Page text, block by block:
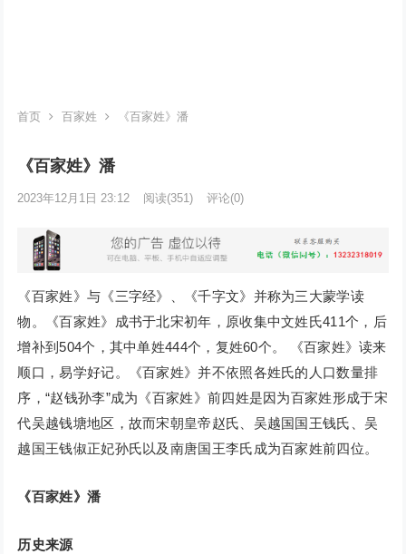
首页 百家姓 《百家姓》潘
《百家姓》潘
2023年12月1日 23:12 阅读(351) 评论(0)
《百家姓》与《三字经》、《千字文》并称为三大蒙学读
物。《百家姓》成书于北宋初年，原收集中文姓氏411个，后
增补到504个，其中单姓444个，复姓60个。 《百家姓》读来
顺口，易学好记。《百家姓》并不依照各姓氏的人口数量排
序，“赵钱孙李”成为《百家姓》前四姓是因为百家姓形成于宋
代吴越钱塘地区，故而宋朝皇帝赵氏、吴越国国王钱氏、吴
越国王钱俶正妃孙氏以及南唐国王李氏成为百家姓前四位。
《百家姓》潘
历史来源